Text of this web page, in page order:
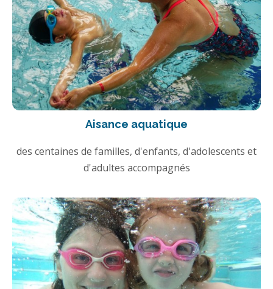
Aisance aquatique
des centaines de familles, d'enfants, d'adolescents et
d'adultes accompagnés